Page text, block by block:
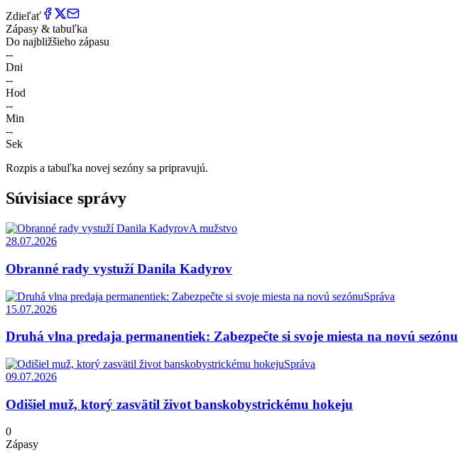
Zdieľať
Zápasy & tabuľka
Do najbližšieho zápasu
--
Dni
--
Hod
--
Min
--
Sek
Rozpis a tabuľka novej sezóny sa pripravujú.
Súvisiace správy
A mužstvo
28.07.2026
Obranné rady vystuží Danila Kadyrov
Správa
15.07.2026
Druhá vlna predaja permanentiek: Zabezpečte si svoje miesta na novú sezónu
Správa
09.07.2026
Odišiel muž, ktorý zasvätil život banskobystrickému hokeju
0
Zápasy